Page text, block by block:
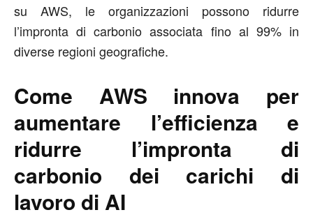
su AWS, le organizzazioni possono ridurre
l’impronta di carbonio associata fino al 99% in
diverse regioni geografiche.
Come AWS innova per
aumentare l’efficienza e
ridurre l’impronta di
carbonio dei carichi di
lavoro di AI